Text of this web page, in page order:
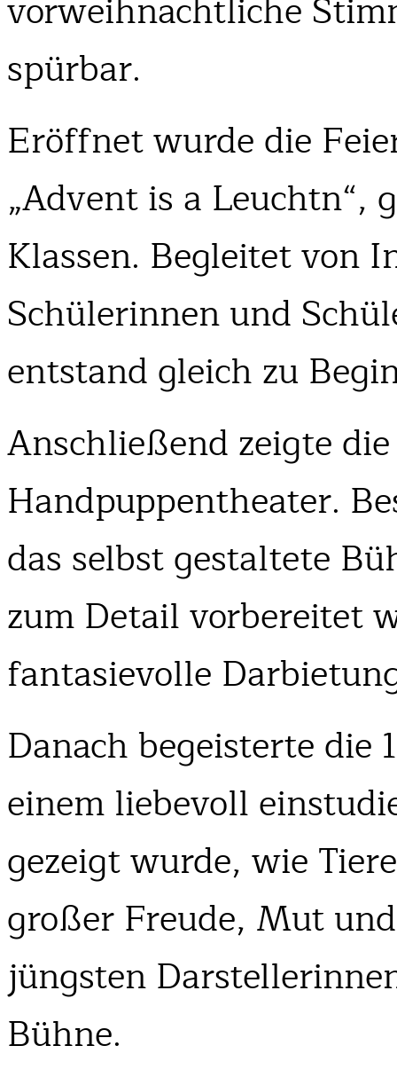
vorweihnachtliche
spürbar.
Eröffnet wurde die
„Advent is a Leuchtn“,
Klassen. Begleitet von
Schülerinnen und
entstand gleich zu
Anschließend zeigte
Handpuppentheater.
das selbst gestaltete
zum Detail vorbereitet
fantasievolle
Danach begeisterte die
einem liebevoll
gezeigt wurde, wie
großer Freude, Mut
jüngsten
Bühne.